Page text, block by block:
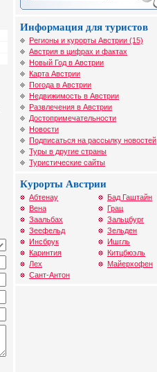
Информация для туристов
Регионы и курорты Австрии (15)
Австрия в цифрах и фактах
Новый Год в Австрии
Карта Австрии
Погода в Австрии
Недвижимость в Австрии
Развлечения в Австрии
Достопримечательности
Новости
Подписаться на рассылку новостей
Туры в другие страны
Туристические сайты
Курорты Австрии
Абтенау
Вена
Заальбах
Зеефельд
Инсбрук
Каринтия
Лех
Сант-Антон
Бад Гаштайн
Грац
Зальцбург
Зельден
Ишгль
Китцбюэль
Майерхофен